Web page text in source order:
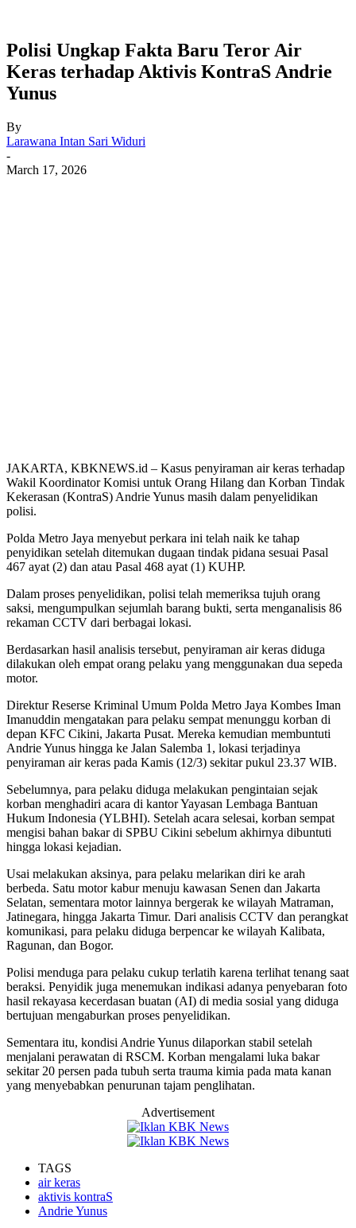
Polisi Ungkap Fakta Baru Teror Air
Keras terhadap Aktivis KontraS Andrie
Yunus
By
Larawana Intan Sari Widuri
-
March 17, 2026
JAKARTA, KBKNEWS.id – Kasus penyiraman air keras terhadap
Wakil Koordinator Komisi untuk Orang Hilang dan Korban Tindak
Kekerasan (KontraS) Andrie Yunus masih dalam penyelidikan
polisi.
Polda Metro Jaya menyebut perkara ini telah naik ke tahap
penyidikan setelah ditemukan dugaan tindak pidana sesuai Pasal
467 ayat (2) dan atau Pasal 468 ayat (1) KUHP.
Dalam proses penyelidikan, polisi telah memeriksa tujuh orang
saksi, mengumpulkan sejumlah barang bukti, serta menganalisis 86
rekaman CCTV dari berbagai lokasi.
Berdasarkan hasil analisis tersebut, penyiraman air keras diduga
dilakukan oleh empat orang pelaku yang menggunakan dua sepeda
motor.
Direktur Reserse Kriminal Umum Polda Metro Jaya Kombes Iman
Imanuddin mengatakan para pelaku sempat menunggu korban di
depan KFC Cikini, Jakarta Pusat. Mereka kemudian membuntuti
Andrie Yunus hingga ke Jalan Salemba 1, lokasi terjadinya
penyiraman air keras pada Kamis (12/3) sekitar pukul 23.37 WIB.
Sebelumnya, para pelaku diduga melakukan pengintaian sejak
korban menghadiri acara di kantor Yayasan Lembaga Bantuan
Hukum Indonesia (YLBHI). Setelah acara selesai, korban sempat
mengisi bahan bakar di SPBU Cikini sebelum akhirnya dibuntuti
hingga lokasi kejadian.
Usai melakukan aksinya, para pelaku melarikan diri ke arah
berbeda. Satu motor kabur menuju kawasan Senen dan Jakarta
Selatan, sementara motor lainnya bergerak ke wilayah Matraman,
Jatinegara, hingga Jakarta Timur. Dari analisis CCTV dan perangkat
komunikasi, para pelaku diduga berpencar ke wilayah Kalibata,
Ragunan, dan Bogor.
Polisi menduga para pelaku cukup terlatih karena terlihat tenang saat
beraksi. Penyidik juga menemukan indikasi adanya penyebaran foto
hasil rekayasa kecerdasan buatan (AI) di media sosial yang diduga
bertujuan mengaburkan proses penyelidikan.
Sementara itu, kondisi Andrie Yunus dilaporkan stabil setelah
menjalani perawatan di RSCM. Korban mengalami luka bakar
sekitar 20 persen pada tubuh serta trauma kimia pada mata kanan
yang menyebabkan penurunan tajam penglihatan.
Advertisement
TAGS
air keras
aktivis kontraS
Andrie Yunus